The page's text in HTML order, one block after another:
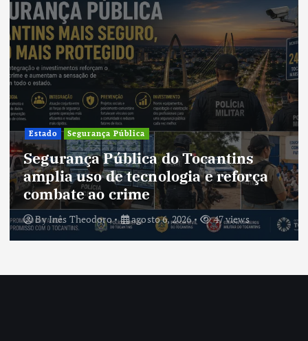
Estado Segurança Pública
Segurança Pública do Tocantins
amplia uso de tecnologia e reforça
combate ao crime
ByInês Theodoro agosto 6, 2026 47 views